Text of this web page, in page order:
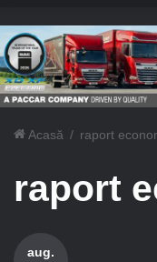
Acasă / raport
raport
aug.